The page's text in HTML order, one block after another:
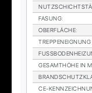
FA­SUNG:
OBER­FLÄ­CHE:
GE­SAMT­HÖ­HE IN
CE-